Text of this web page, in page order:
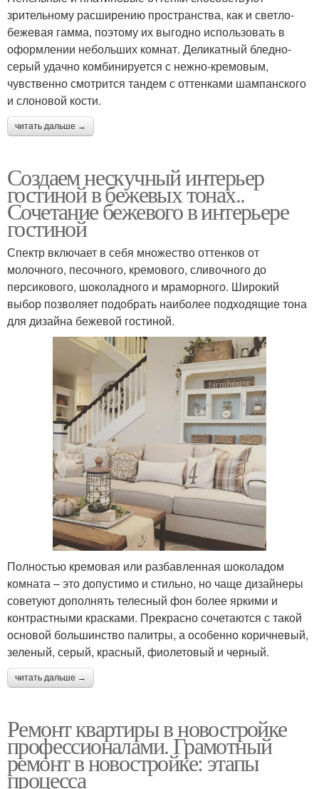
зрительному расширению пространства, как и светло-
бежевая гамма, поэтому их выгодно использовать в
оформлении небольших комнат. Деликатный бледно-
серый удачно комбинируется с нежно-кремовым,
чувственно смотрится тандем с оттенками шампанского
и слоновой кости.
читать дальше →
Создаем нескучный интерьер
гостиной в бежевых тонах..
Сочетание бежевого в интерьере
гостиной
Спектр включает в себя множество оттенков от
молочного, песочного, кремового, сливочного до
персикового, шоколадного и мраморного. Широкий
выбор позволяет подобрать наиболее подходящие тона
для дизайна бежевой гостиной.
Полностью кремовая или разбавленная шоколадом
комната – это допустимо и стильно, но чаще дизайнеры
советуют дополнять телесный фон более яркими и
контрастными красками. Прекрасно сочетаются с такой
основой большинство палитры, а особенно коричневый,
зеленый, серый, красный, фиолетовый и черный.
читать дальше →
Ремонт квартиры в новостройке
профессионалами. Грамотный
ремонт в новостройке: этапы
процесса